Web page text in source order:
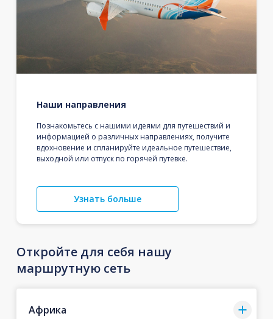
Наши направления
Познакомьтесь с нашими идеями для путешествий и
информацией о различных направлениях, получите
вдохновение и спланируйте идеальное путешествие,
выходной или отпуск по горячей путевке.
Узнать больше
Откройте для себя нашу
маршрутную сеть
Африка